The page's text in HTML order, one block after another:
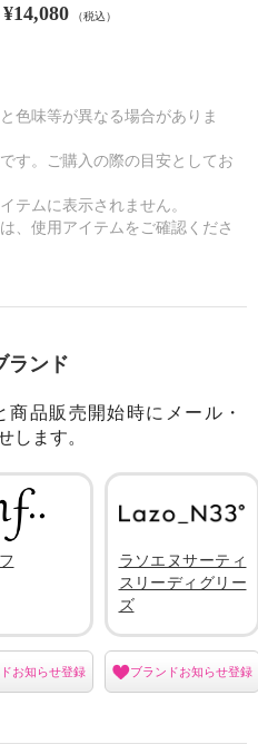
¥14,080 （税込）
色味等が異なる場合がありま
す。ご購入の際の目安としてお
テムに表示されません。
、使用アイテムをご確認くださ
ランド
商品販売開始時にメール・
します。
お知らせ登録
ラソエヌサーティ
スリーディグリー
ズ
ブランドお知らせ登録